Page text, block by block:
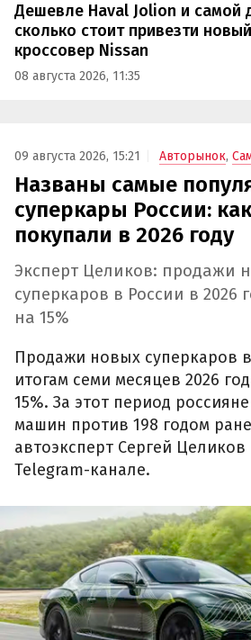
Дешевле Haval Jolion и самой
сколько стоит привезти
кроссовер Nissan
08 августа 2026, 11:35
09 августа 2026, 15:21 Авторынок,
Названы самые
суперкары России:
покупали в 2026 году
Эксперт Целиков: продажи
суперкаров в России в 2026
на 15%
Продажи новых суперкаров
итогам семи месяцев 2026
15%. За этот период
машин против 198 годом
автоэксперт Сергей
Telegram-канале.